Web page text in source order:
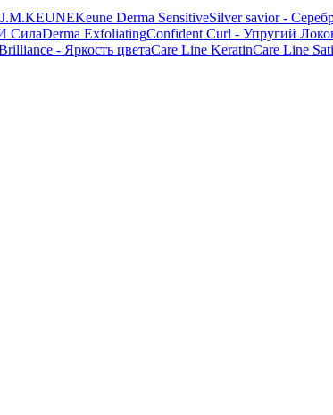
Keune Derma SensitiveSilver savior -
СилаDerma ExfoliatingConfident Curl - Упругий
- Яркость цветаCare Line KeratinCare Line